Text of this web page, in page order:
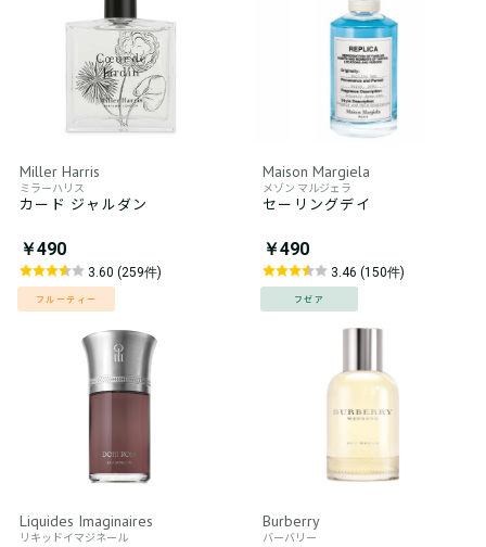
Miller Harris
ミラーハリス
カード ジャルダン
￥490
3.60 (259件)
フルーティー
Maison Margiela
メゾン マルジェラ
セーリングデイ
￥490
3.46 (150件)
フゼア
Liquides Imaginaires
リキッドイマジネール
Burberry
バーバリー